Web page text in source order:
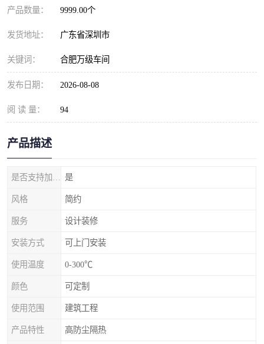
产品数量： 9999.00个
发货地址： 广东省深圳市
关键词： 合肥万级车间
发布日期： 2026-08-08
阅 读 量： 94
产品描述
是
风格 简约
服务 设计装修
安装方式 可上门安装
使用温度 0-300℃
颜色 可定制
使用范围 建筑工程
产品特性 高防尘隔热